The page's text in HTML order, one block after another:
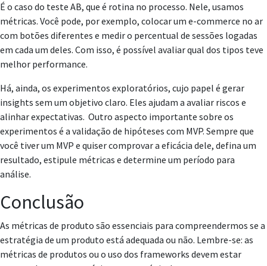
É o caso do teste AB, que é rotina no processo. Nele, usamos
métricas. Você pode, por exemplo, colocar um e-commerce no ar
com botões diferentes e medir o percentual de sessões logadas
em cada um deles. Com isso, é possível avaliar qual dos tipos teve
melhor performance.
Há, ainda, os experimentos exploratórios, cujo papel é gerar
insights sem um objetivo claro. Eles ajudam a avaliar riscos e
alinhar expectativas. Outro aspecto importante sobre os
experimentos é a validação de hipóteses com MVP. Sempre que
você tiver um MVP e quiser comprovar a eficácia dele, defina um
resultado, estipule métricas e determine um período para
análise.
Conclusão
As métricas de produto são essenciais para compreendermos se a
estratégia de um produto está adequada ou não. Lembre-se: as
métricas de produtos ou o uso dos frameworks devem estar